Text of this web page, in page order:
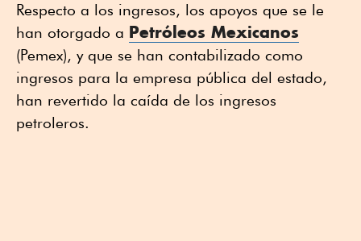
Respecto a los ingresos, los apoyos que se le
han otorgado a Petróleos Mexicanos
(Pemex), y que se han contabilizado como
ingresos para la empresa pública del estado,
han revertido la caída de los ingresos
petroleros.